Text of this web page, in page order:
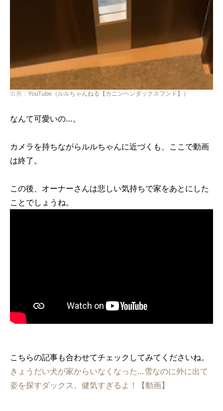
出典： YouTube（ルルちゃんねる【カニンヘンダックスフンド】）
なんて可愛いの…。
カメラを持ちながらルルちゃんに近づくも、ここで動画
は終了。
この後、オーナーさんは悲しい気持ちで家をあとにした
ことでしょうね。
こちらの記事も合わせてチェックしてみてくださいね。
きょうだい犬が家からいなくなった…雪なのに外に出て
姿を探すダックス。健気すぎるよ！【動画】